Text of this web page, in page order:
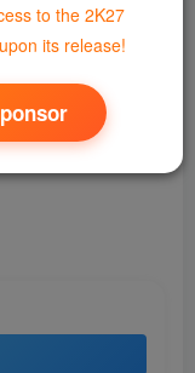
are still being
them
to the 2K27
its release!